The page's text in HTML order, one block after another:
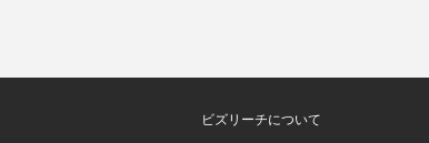
ビズリーチについて